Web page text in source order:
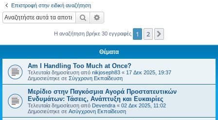
η
Επιστροφή στην ειδική αναζήτηση
Αναζήτηση
Η αναζήτηση βρήκε 30 εγγραφές 1 2
Θέματα
Am I Handling Too Much at Once?
Τελευταία δημοσίευση από nikjoseph83 « 17 Δεκ 2025, 19:37
Δημοσιεύτηκε σε Σύγχρονη Εκπαίδευση
Μερίδιο στην Παγκόσμια Αγορά Προστατευτικών
Ενδυμάτων: Τάσεις, Ανάπτυξη και Ευκαιρίες
Τελευταία δημοσίευση από Devendra « 02 Δεκ 2025, 11:02
Δημοσιεύτηκε σε Ασύγχρονη Εκπαίδευση